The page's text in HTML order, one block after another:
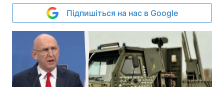
Підпишіться на нас в Google